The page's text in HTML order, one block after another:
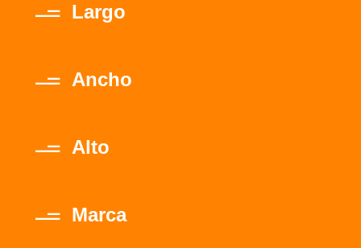
Largo
Ancho
Alto
Marca